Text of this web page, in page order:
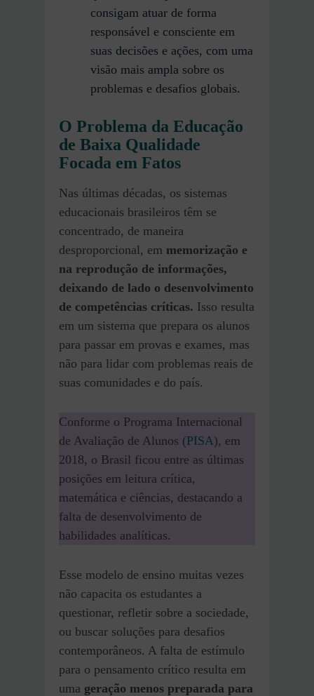
consigam atuar de forma
responsável e consciente em
suas decisões e ações, com uma
visão mais ampla sobre os
problemas e desafios globais.
O Problema da Educação
de Baixa Qualidade
Focada em Fatos
Nas últimas décadas, os sistemas
educacionais brasileiros têm se
concentrado, de maneira
desproporcional, em memorização e
na reprodução de informações,
deixando de lado o desenvolvimento
de competências críticas. Isso resulta
em um sistema que prepara os alunos
para passar em provas e exames, mas
não para lidar com problemas reais de
suas comunidades e do país.
Conforme o Programa Internacional
de Avaliação de Alunos (PISA ), em
2018, o Brasil ficou entre as últimas
posições em leitura crítica,
matemática e ciências, destacando a
falta de desenvolvimento de
habilidades analíticas.
Esse modelo de ensino muitas vezes
não capacita os estudantes a
questionar, refletir sobre a sociedade,
ou buscar soluções para desafios
contemporâneos. A falta de estímulo
para o pensamento crítico resulta em
uma geração menos preparada para